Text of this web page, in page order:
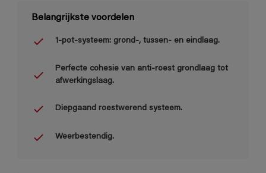
Belangrijkste voordelen
1-pot-systeem: grond-, tussen- en eindlaag.
Perfecte cohesie van anti-roest grondlaag tot
afwerkingslaag.
Diepgaand roestwerend systeem.
Weerbestendig.